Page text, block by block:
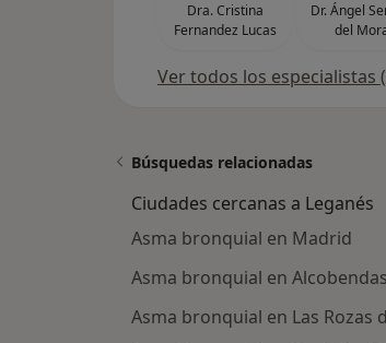
Dra. Cristina
Fernandez Lucas
Dr. Ángel
del
Ver todos los especialistas
Búsquedas relacionadas
Ciudades cercanas a Leganés
Asma bronquial en Madrid
Asma bronquial en Alcobendas
Asma bronquial en Las Rozas